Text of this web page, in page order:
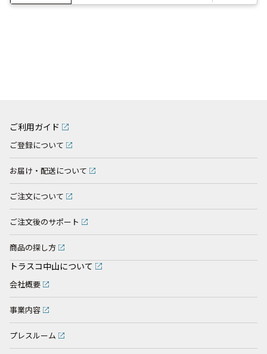
ご利用ガイド
ご登録について
お届け・配送について
ご注文について
ご注文後のサポート
商品の探し方
トラスコ中山について
会社概要
事業内容
プレスルーム